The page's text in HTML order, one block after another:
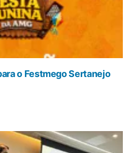
o Festmego Sertanejo